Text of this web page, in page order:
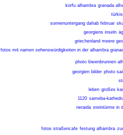
korfu alhambra granada
sonnenuntergang dahab februar
georgiens inseln
griechenland meere
fotos mit namen sehenswürdigkeiten in der alhambra
photo löwenbrunnen
georgien bilder photo
leben großes
1120 sameba-
neraida steintürme in
fotos straßencafe festung alhambra